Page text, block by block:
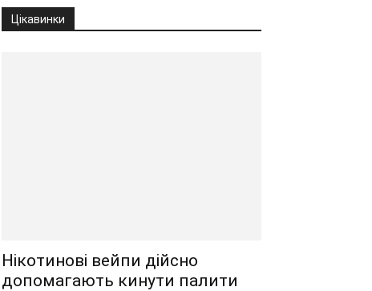
Цікавинки
Нікотинові вейпи дійсно
допомагають кинути палити